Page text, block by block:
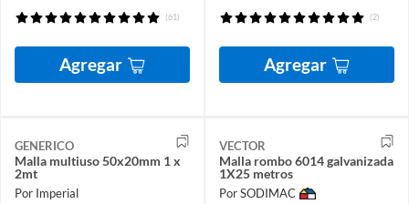
(61)
Agregar
(2)
Agregar
GENERICO
Malla multiuso 50x20mm 1 x
2mt
Por Imperial
VECTOR
Malla rombo 6014 galvanizada
1X25 metros
Por SODIMAC